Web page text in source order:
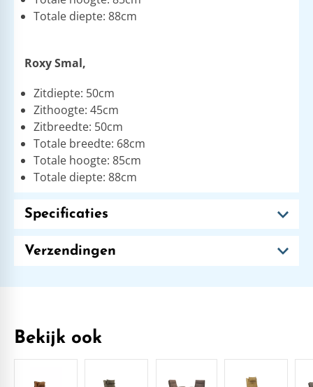
Totale diepte: 88cm
Roxy Smal,
Zitdiepte: 50cm
Zithoogte: 45cm
Zitbreedte: 50cm
Totale breedte: 68cm
Totale hoogte: 85cm
Totale diepte: 88cm
Specificaties
Verzendingen
Bekijk ook